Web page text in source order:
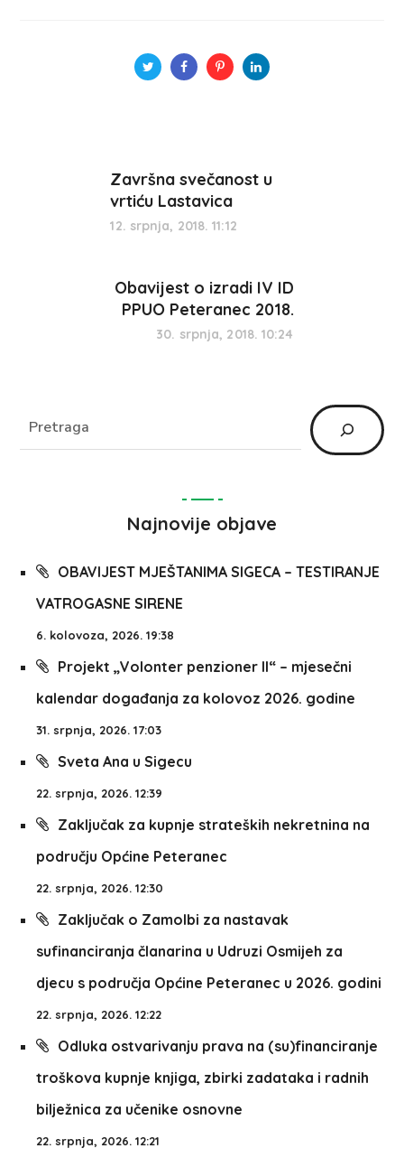
Završna svečanost u
vrtiću Lastavica
12. srpnja, 2018. 11:12
Obavijest o izradi IV ID
PPUO Peteranec 2018.
30. srpnja, 2018. 10:24
Najnovije objave
OBAVIJEST MJEŠTANIMA SIGECA – TESTIRANJE
VATROGASNE SIRENE
6. kolovoza, 2026. 19:38
Projekt „Volonter penzioner II“ – mjesečni
kalendar događanja za kolovoz 2026. godine
31. srpnja, 2026. 17:03
Sveta Ana u Sigecu
22. srpnja, 2026. 12:39
Zaključak za kupnje strateških nekretnina na
području Općine Peteranec
22. srpnja, 2026. 12:30
Zaključak o Zamolbi za nastavak
sufinanciranja članarina u Udruzi Osmijeh za
djecu s područja Općine Peteranec u 2026. godini
22. srpnja, 2026. 12:22
Odluka ostvarivanju prava na (su)financiranje
troškova kupnje knjiga, zbirki zadataka i radnih
bilježnica za učenike osnovne
22. srpnja, 2026. 12:21